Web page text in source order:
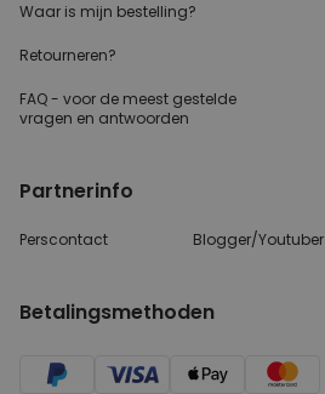
Waar is mijn bestelling?
Retourneren?
FAQ - voor de meest gestelde
vragen en antwoorden
Partnerinfo
Perscontact Blogger/Youtuber
Betalingsmethoden